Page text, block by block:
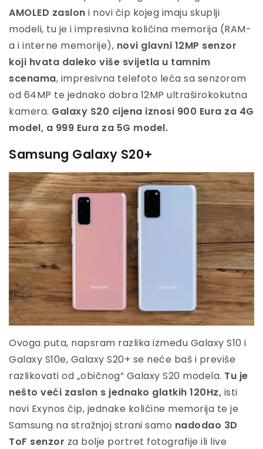
AMOLED zaslon i novi čip kojeg imaju skuplji
modeli, tu je i impresivna količina memorija (RAM-
a i interne memorije), novi glavni 12MP senzor
koji hvata daleko više svijetla u tamnim
scenama, impresivna telefoto leća sa senzorom
od 64MP te jednako dobra 12MP ultraširokokutna
kamera. Galaxy S20 cijena iznosi 900 Eura za 4G
model, a 999 Eura za 5G model.
Samsung Galaxy S20+
Ovoga puta, napsram razlika između Galaxy S10 i
Galaxy S10e, Galaxy S20+ se neće baš i previše
razlikovati od „običnog“ Galaxy S20 modela. Tu je
nešto veći zaslon s jednako glatkih 120Hz, isti
novi Exynos čip, jednake količine memorija te je
Samsung na stražnjoj strani samo nadodao 3D
ToF senzor za bolje portret fotografije ili live